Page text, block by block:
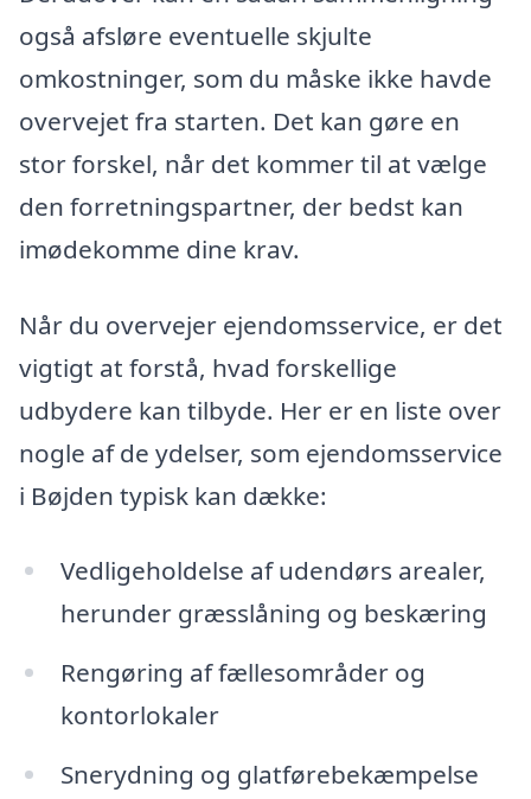
også afsløre eventuelle skjulte
omkostninger, som du måske ikke havde
overvejet fra starten. Det kan gøre en
stor forskel, når det kommer til at vælge
den forretningspartner, der bedst kan
imødekomme dine krav.
Når du overvejer ejendomsservice, er det
vigtigt at forstå, hvad forskellige
udbydere kan tilbyde. Her er en liste over
nogle af de ydelser, som ejendomsservice
i Bøjden typisk kan dække:
Vedligeholdelse af udendørs arealer,
herunder græsslåning og beskæring
Rengøring af fællesområder og
kontorlokaler
Snerydning og glatførebekæmpelse